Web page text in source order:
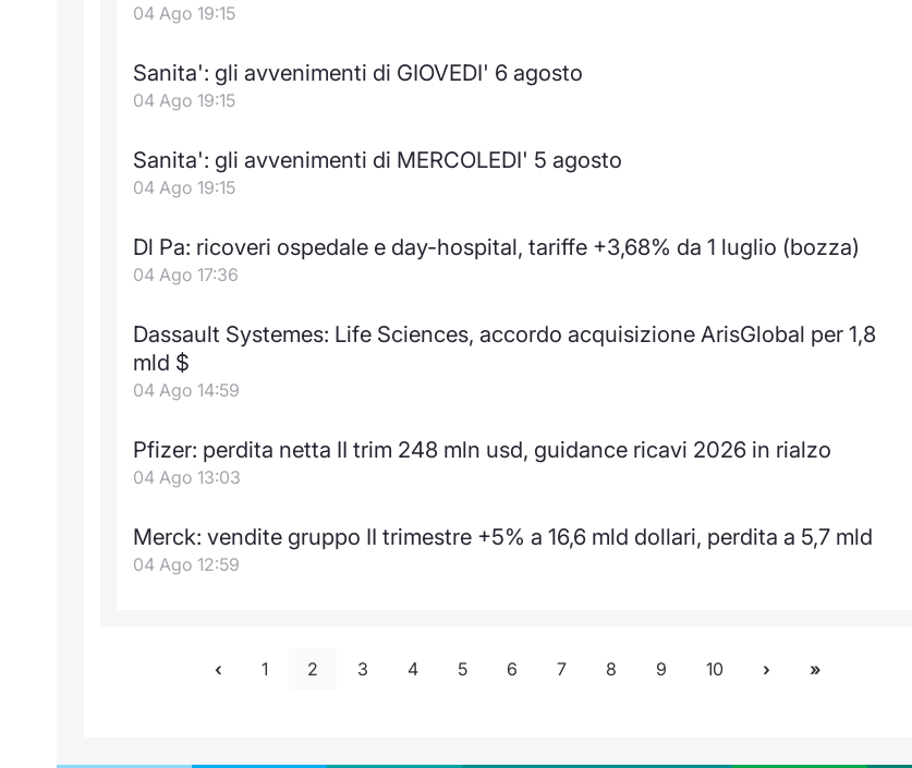
04 Ago 19:15
Sanita': gli avvenimenti di GIOVEDI' 6 agosto
04 Ago 19:15
Sanita': gli avvenimenti di MERCOLEDI' 5 agosto
04 Ago 19:15
Dl Pa: ricoveri ospedale e day-hospital, tariffe +3,68% da 1 luglio (bozza)
04 Ago 17:36
Dassault Systemes: Life Sciences, accordo acquisizione ArisGlobal per 1,8
mld $
04 Ago 14:59
Pfizer: perdita netta II trim 248 mln usd, guidance ricavi 2026 in rialzo
04 Ago 13:03
Merck: vendite gruppo II trimestre +5% a 16,6 mld dollari, perdita a 5,7 mld
04 Ago 12:59
1 2 3 4 5 6 7 8 9 10